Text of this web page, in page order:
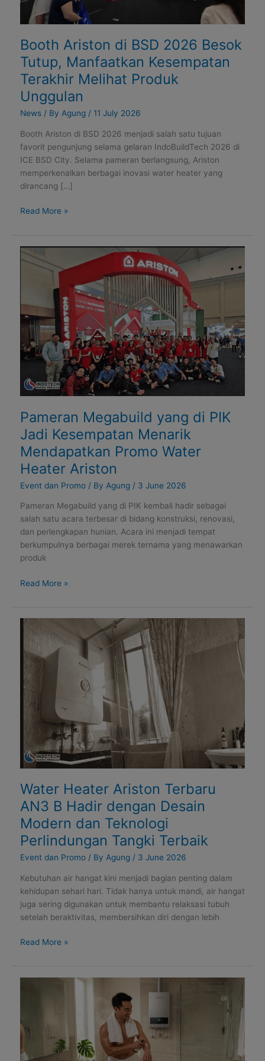
Booth Ariston di BSD 2026 Besok
Tutup, Manfaatkan Kesempatan
Terakhir Melihat Produk
Unggulan
News/ By Agung / 11 July 2026
Booth Ariston di BSD 2026 menjadi salah satu tujuan
favorit pengunjung selama gelaran IndoBuildTech 2026 di
ICE BSD City. Selama pameran berlangsung, Ariston
memperkenalkan berbagai inovasi water heater yang
dirancang […]
Melihat
Produk
Read More »
Pameran Megabuild yang di PIK
Jadi Kesempatan Menarik
Mendapatkan Promo Water
Heater Ariston
Event dan Promo/ By Agung / 3 June 2026
Pameran Megabuild yang di PIK kembali hadir sebagai
salah satu acara terbesar di bidang konstruksi, renovasi,
dan perlengkapan hunian. Acara ini menjadi tempat
berkumpulnya berbagai merek ternama yang menawarkan
produk
Pameran
Megabuild
PIK
Jadi
Kesempatan
Menarik
Mendapatkan
Water
Heater
Read More »
Water Heater Ariston Terbaru
AN3 B Hadir dengan Desain
Modern dan Teknologi
Perlindungan Tangki Terbaik
Event dan Promo/ By Agung / 3 June 2026
Kebutuhan air hangat kini menjadi bagian penting dalam
kehidupan sehari hari. Tidak hanya untuk mandi, air hangat
juga sering digunakan untuk membantu relaksasi tubuh
setelah beraktivitas, membersihkan diri dengan lebih
Water
Heater
Ariston
Terbaru
AN3
B
Hadir
dengan
Desain
Modern
dan
Teknologi
Tangki
Terbaik
Read More »
Kering
dan